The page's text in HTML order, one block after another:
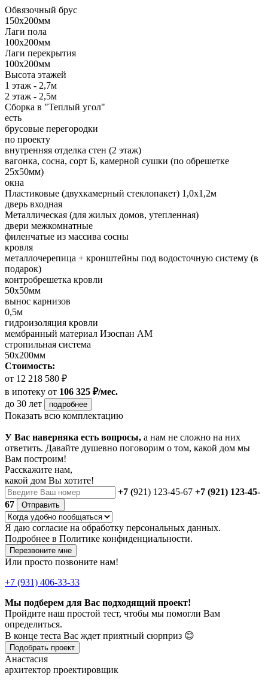
Обвязочный брус
150х200мм
Лаги пола
100х200мм
Лаги перекрытия
100х200мм
Высота этажей
1 этаж - 2,7м
2 этаж - 2,5м
Сборка в "Теплый угол"
есть
брусовые перегородки
по проекту
внутренняя отделка стен (2 этаж)
вагонка, сосна, сорт Б, камерной сушки (по обрешетке
25х50мм)
окна
Пластиковые (двухкамерный стеклопакет) 1,0х1,2м
дверь входная
Металлическая (для жилых домов, утепленная)
двери межкомнатные
филенчатые из массива сосны
кровля
металлочерепица + кронштейны под водосточную систему (в
подарок)
контробрешетка кровли
50х50мм
вынос карнизов
0,5м
гидроизоляция кровли
мембранный материал Изоспан АМ
стропильная система
50х200мм
Стоимость:
от 12 218 580 ₽
в ипотеку от 106 325 ₽/мес.
до 30 лет
подробнее
Показать всю комплектацию
У Вас наверняка есть вопросы, а нам не сложно на них
ответить. Давайте душевно поговорим о том, какой дом мы
Вам построим!
Расскажите нам,
какой дом Вы хотите!
+7 (921) 123-45-67 +7 (921) 123-45-
67
Отправить
Я даю согласие на обработку персональных данных.
Подробнее в Политике конфиденциальности.
Перезвоните мне
Или просто позвоните нам!
+7 (931) 406-33-33
Мы подберем для Вас подходящий проект!
Пройдите наш простой тест, чтобы мы помогли Вам
определиться.
В конце теста Вас ждет приятный сюрприз 😊
Подобрать проект
Анастасия
архитектор проектировщик